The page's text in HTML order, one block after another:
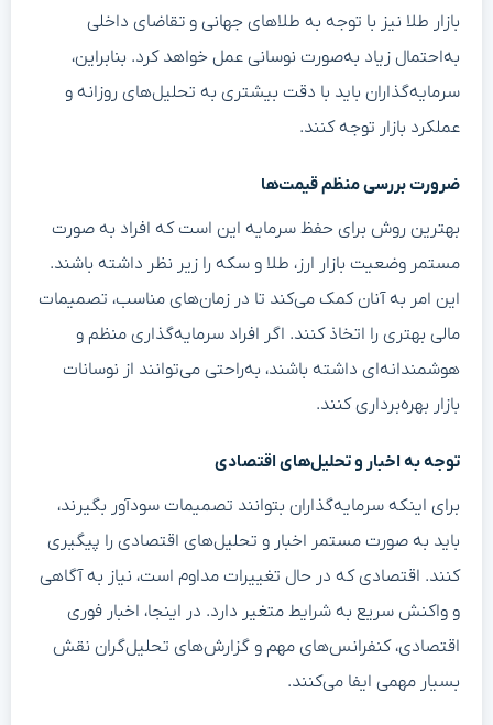
بازار طلا نیز با توجه به طلاهای جهانی و تقاضای داخلی
به‌احتمال زیاد به‌صورت نوسانی عمل خواهد کرد. بنابراین،
سرمایه‌گذاران باید با دقت بیشتری به تحلیل‌های روزانه و
عملکرد بازار توجه کنند.
ضرورت بررسی منظم قیمت‌ها
بهترین روش برای حفظ سرمایه این است که افراد به صورت
مستمر وضعیت بازار ارز، طلا و سکه را زیر نظر داشته باشند.
این امر به آنان کمک می‌کند تا در زمان‌های مناسب، تصمیمات
مالی بهتری را اتخاذ کنند. اگر افراد سرمایه‌گذاری منظم و
هوشمندانه‌ای داشته باشند، به‌راحتی می‌توانند از نوسانات
بازار بهره‌برداری کنند.
توجه به اخبار و تحلیل‌های اقتصادی
برای اینکه سرمایه‌گذاران بتوانند تصمیمات سودآور بگیرند،
باید به صورت مستمر اخبار و تحلیل‌های اقتصادی را پیگیری
کنند. اقتصادی که در حال تغییرات مداوم است، نیاز به آگاهی
و واکنش سریع به شرایط متغیر دارد. در اینجا، اخبار فوری
اقتصادی، کنفرانس‌های مهم و گزارش‌های تحلیل‌گران نقش
بسیار مهمی ایفا می‌کنند.